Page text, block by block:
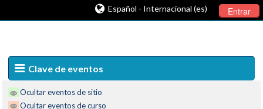
Entrar
Español - Internacional (es)
Clave de eventos
Ocultar eventos de sitio
Ocultar eventos de curso